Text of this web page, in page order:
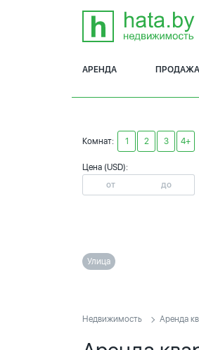
АРЕНДА ПРОДАЖА
Комнат: 1 2 3 4+
Цена (USD):
Улица
Недвижимость Аренда